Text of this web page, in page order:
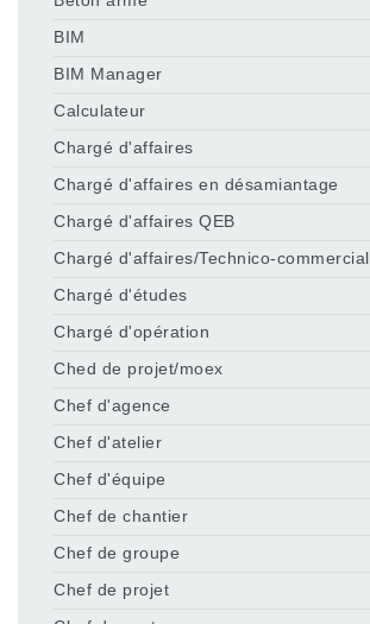
BIM
BIM Manager
Calculateur
Chargé d'affaires
Chargé d'affaires en désamiantage
Chargé d'affaires QEB
Chargé d'affaires/Technico-commercial
Chargé d'études
Chargé d'opération
Ched de projet/moex
Chef d'agence
Chef d'atelier
Chef d'équipe
Chef de chantier
Chef de groupe
Chef de projet